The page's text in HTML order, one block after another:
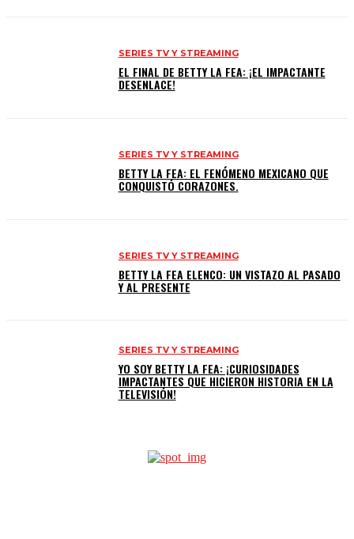
SERIES TV Y STREAMING
EL FINAL DE BETTY LA FEA: ¡EL IMPACTANTE
DESENLACE!
SERIES TV Y STREAMING
BETTY LA FEA: EL FENÓMENO MEXICANO QUE
CONQUISTÓ CORAZONES.
SERIES TV Y STREAMING
BETTY LA FEA ELENCO: UN VISTAZO AL PASADO
Y AL PRESENTE
SERIES TV Y STREAMING
YO SOY BETTY LA FEA: ¡CURIOSIDADES
IMPACTANTES QUE HICIERON HISTORIA EN LA
TELEVISIÓN!